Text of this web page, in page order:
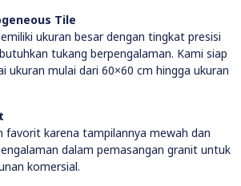
Tile
ukuran besar dengan tingkat presisi
tukang berpengalaman. Kami siap
ukuran mulai dari 60×60 cm hingga ukuran
favorit karena tampilannya mewah dan
dalam pemasangan granit untuk
komersial.